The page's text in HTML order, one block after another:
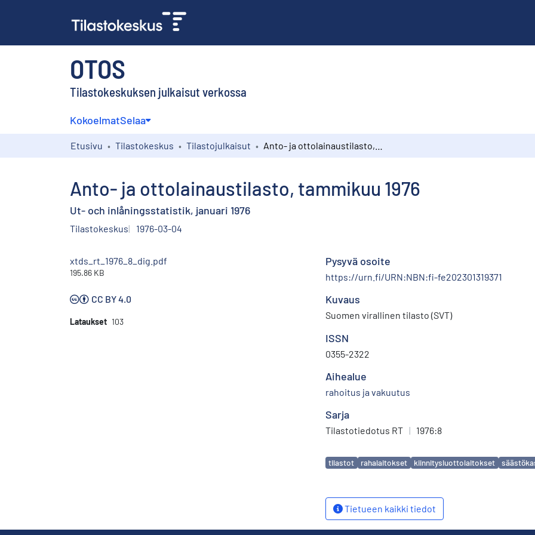
OTOS
Tilastokeskuksen julkaisut verkossa
KokoelmatSelaa
Etusivu Tilastokeskus Tilastojulkaisut
Anto- ja ottolainaustilasto, tammikuu 1976
Ut- och inlåningsstatistik, januari 1976
Tilastokeskus 1976-03-04
xtds_rt_1976_8_dig.pdf
195.86 KB
CC BY 4.0
Lataukset 103
Pysyvä osoite
https://urn.fi/URN:NBN:fi-fe202301319371
Kuvaus
Suomen virallinen tilasto (SVT)
ISSN
0355-2322
Aihealue
rahoitus ja vakuutus
Sarja
Tilastotiedotus RT | 1976:8
Avainsanat
tilastot rahalaitokset kiinnitysluottolaitokset
Tietueen kaikki tiedot